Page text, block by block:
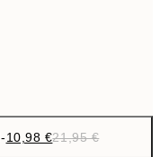
-10,98 €21,95 €